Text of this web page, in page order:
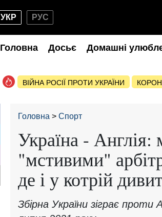
УКР РУС
Головна Досьє Домашні
ВІЙНА РОСІЇ ПРОТИ УКРАЇНИ
Головна Спорт
Україна - Англія:
"мстивими"
де і у котрій
Збірна України зіграє проти